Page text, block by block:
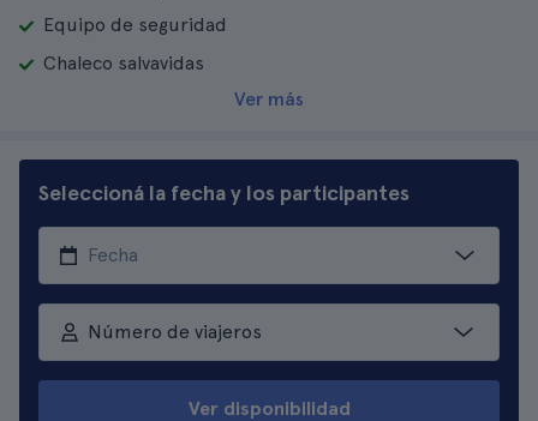
Equipo de seguridad
Chaleco salvavidas
Ver más
Seleccioná la fecha y los participantes
Número de viajeros
Ver disponibilidad